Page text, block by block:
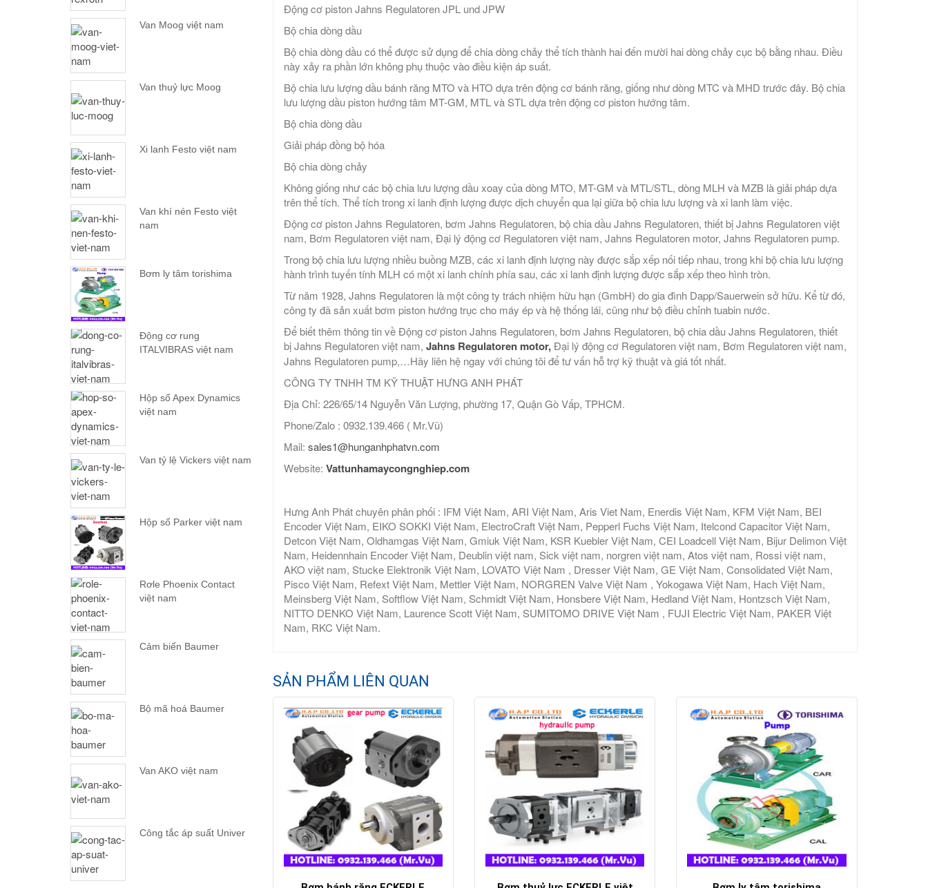
Động cơ piston Jahns Regulatoren JPL und JPW
Bộ chia dòng dầu
Bộ chia dòng dầu có thể được sử dụng để chia dòng chảy thể tích thành hai đến mười hai dòng chảy cục bộ bằng nhau. Điều
này xảy ra phần lớn không phụ thuộc vào điều kiện áp suất.
Bộ chia lưu lượng dầu bánh răng MTO và HTO dựa trên động cơ bánh răng, giống như dòng MTC và MHD trước đây. Bộ chia
lưu lượng dầu piston hướng tâm MT-GM, MTL và STL dựa trên động cơ piston hướng tâm.
Bộ chia dòng dầu
Giải pháp đồng bộ hóa
Bộ chia dòng chảy
Không giống như các bộ chia lưu lượng dầu xoay của dòng MTO, MT-GM và MTL/STL, dòng MLH và MZB là giải pháp dựa
trên thể tích. Thể tích trong xi lanh định lượng được dịch chuyển qua lại giữa bộ chia lưu lượng và xi lanh làm việc.
Động cơ piston Jahns Regulatoren, bơm Jahns Regulatoren, bộ chia dầu Jahns Regulatoren, thiết bị Jahns Regulatoren việt
nam, Bơm Regulatoren việt nam, Đại lý động cơ Regulatoren việt nam, Jahns Regulatoren motor, Jahns Regulatoren pump.
Trong bộ chia lưu lượng nhiều buồng MZB, các xi lanh định lượng này được sắp xếp nối tiếp nhau, trong khi bộ chia lưu lượng
hành trình tuyến tính MLH có một xi lanh chính phía sau, các xi lanh định lượng được sắp xếp theo hình tròn.
Từ năm 1928, Jahns Regulatoren là một công ty trách nhiệm hữu hạn (GmbH) do gia đình Dapp/Sauerwein sở hữu. Kể từ đó,
công ty đã sản xuất bơm piston hướng trục cho máy ép và hệ thống lái, cũng như bộ điều chỉnh tuabin nước.
Để biết thêm thông tin về Động cơ piston Jahns Regulatoren, bơm Jahns Regulatoren, bộ chia dầu Jahns Regulatoren, thiết
bị Jahns Regulatoren việt nam, Jahns Regulatoren motor,Đại lý động cơ Regulatoren việt nam, Bơm Regulatoren việt nam,
Jahns Regulatoren pump,…Hãy liên hệ ngay với chúng tôi để tư vấn hỗ trợ kỹ thuật và giá tốt nhất.
CÔNG TY TNHH TM KỸ THUẬT HƯNG ANH PHÁT
Địa Chỉ: 226/65/14 Nguyễn Văn Lượng, phường 17, Quận Gò Vấp, TPHCM.
Phone/Zalo : 0932.139.466 ( Mr.Vũ)
Mail: sales1@hunganhphatvn.com
Website: Vattunhamaycongnghiep.com
Hưng Anh Phát chuyên phân phối : IFM Việt Nam, ARI Việt Nam, Aris Viet Nam, Enerdis Việt Nam, KFM Việt Nam, BEI
Encoder Việt Nam, EIKO SOKKI Việt Nam, ElectroCraft Việt Nam, Pepperl Fuchs Việt Nam, Itelcond Capacitor Việt Nam,
Detcon Việt Nam, Oldhamgas Việt Nam, Gmiuk Việt Nam, KSR Kuebler Việt Nam, CEI Loadcell Việt Nam, Bijur Delimon Việt
Nam, Heidennhain Encoder Việt Nam, Deublin việt nam, Sick việt nam, norgren việt nam, Atos việt nam, Rossi việt nam,
AKO việt nam, Stucke Elektronik Việt Nam, LOVATO Việt Nam , Dresser Việt Nam, GE Việt Nam, Consolidated Việt Nam,
Pisco Việt Nam, Refext Việt Nam, Mettler Việt Nam, NORGREN Valve Việt Nam , Yokogawa Việt Nam, Hach Việt Nam,
Meinsberg Việt Nam, Softflow Việt Nam, Schmidt Việt Nam, Honsbere Việt Nam, Hedland Việt Nam, Hontzsch Việt Nam,
NITTO DENKO Việt Nam, Laurence Scott Việt Nam, SUMITOMO DRIVE Việt Nam , FUJI Electric Việt Nam, PAKER Việt
Nam, RKC Việt Nam.
SẢN PHẨM LIÊN QUAN
Van Moog việt nam
Van thuỷ lực Moog
Xi lanh Festo việt nam
Van khí nén Festo việt
nam
Bơm ly tâm torishima
Động cơ rung
ITALVIBRAS việt nam
Hộp số Apex Dynamics
việt nam
Van tỷ lệ Vickers việt nam
Hộp số Parker việt nam
Rơle Phoenix Contact
việt nam
Cảm biến Baumer
Bộ mã hoá Baumer
Van AKO việt nam
Công tắc áp suất Univer